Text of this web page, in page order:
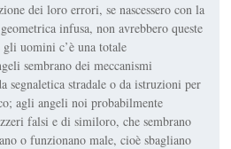
dei loro errori, se nascessero con la
infusa, non avrebbero queste
uomini c’è una totale
sembrano dei meccanismi
segnaletica stradale o da istruzioni per
agli angeli noi probabilmente
falsi e di similoro, che sembrano
o funzionano male, cioè sbagliano